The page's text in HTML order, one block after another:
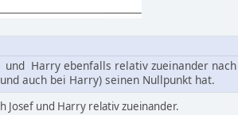
Harry ebenfalls relativ zueinander nach
auch bei Harry) seinen Nullpunkt hat.
Josef und Harry relativ zueinander.